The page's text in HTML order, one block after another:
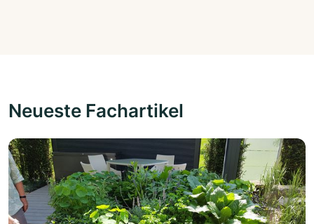
Neueste Fachartikel